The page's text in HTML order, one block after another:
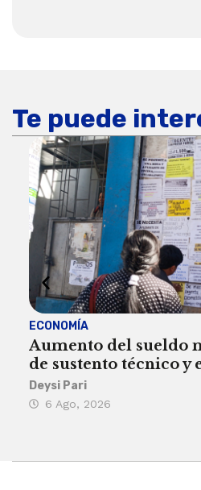
Te puede
ECONOMÍA
Aumento del sueldo
de sustento técnico y
Deysi Pari
6 Ago, 2026